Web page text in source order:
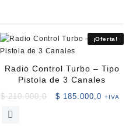
¡Oferta!
Radio Control Turbo – Tipo
Pistola de 3 Canales
$210.000,0
El
$ 185.000,0 El
+IVA